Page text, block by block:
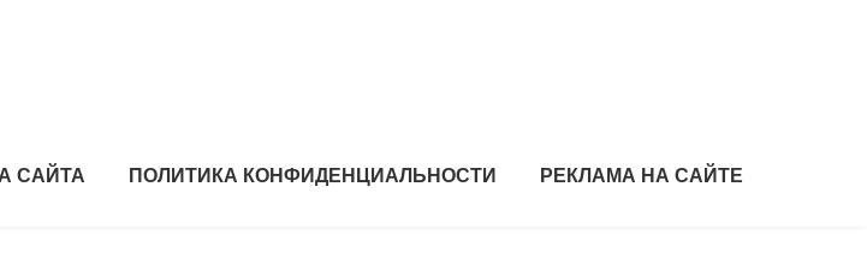
САЙТА ПОЛИТИКА КОНФИДЕНЦИАЛЬНОСТИ РЕКЛАМА НА САЙТЕ